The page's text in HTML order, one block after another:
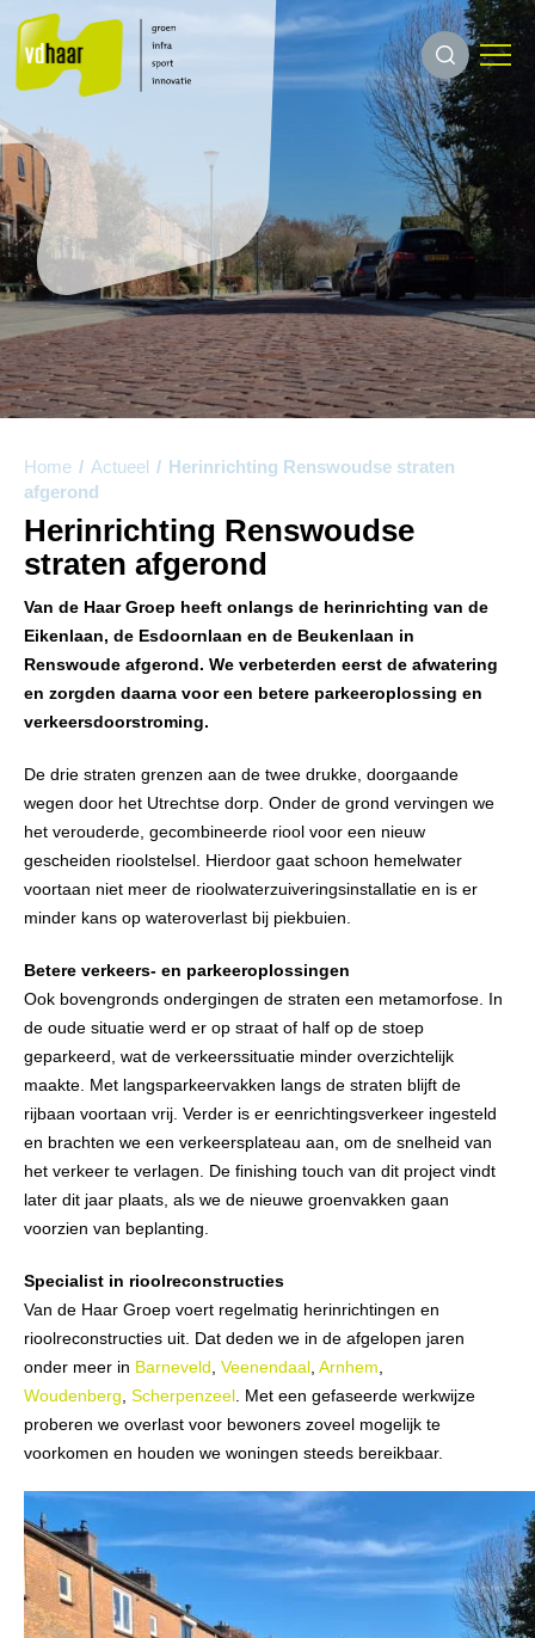
Home / Actueel / Herinrichting Renswoudse straten
afgerond
Herinrichting Renswoudse
straten afgerond
Van de Haar Groep heeft onlangs de herinrichting van de
Eikenlaan, de Esdoornlaan en de Beukenlaan in
Renswoude afgerond. We verbeterden eerst de afwatering
en zorgden daarna voor een betere parkeeroplossing en
verkeersdoorstroming.
De drie straten grenzen aan de twee drukke, doorgaande
wegen door het Utrechtse dorp. Onder de grond vervingen we
het verouderde, gecombineerde riool voor een nieuw
gescheiden rioolstelsel. Hierdoor gaat schoon hemelwater
voortaan niet meer de rioolwaterzuiveringsinstallatie en is er
minder kans op wateroverlast bij piekbuien.
Betere verkeers- en parkeeroplossingen
Ook bovengronds ondergingen de straten een metamorfose. In
de oude situatie werd er op straat of half op de stoep
geparkeerd, wat de verkeerssituatie minder overzichtelijk
maakte. Met langsparkeervakken langs de straten blijft de
rijbaan voortaan vrij. Verder is er eenrichtingsverkeer ingesteld
en brachten we een verkeersplateau aan, om de snelheid van
het verkeer te verlagen. De finishing touch van dit project vindt
later dit jaar plaats, als we de nieuwe groenvakken gaan
voorzien van beplanting.
Specialist in rioolreconstructies
Van de Haar Groep voert regelmatig herinrichtingen en
rioolreconstructies uit. Dat deden we in de afgelopen jaren
onder meer in Barneveld Veenendaal Arnhem
Woudenberg Scherpenzeel . Met een gefaseerde werkwijze
proberen we overlast voor bewoners zoveel mogelijk te
voorkomen en houden we woningen steeds bereikbaar.